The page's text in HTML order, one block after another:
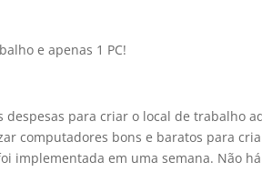
e apenas 1 PC!
despesas para criar o local de trabalho
computadores bons e baratos para
implementada em uma semana. Não